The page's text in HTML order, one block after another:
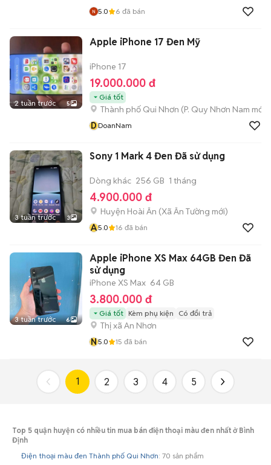
5.0 6 đã bán
2 tuần trước 5
Apple iPhone 17 Đen Mỹ
iPhone 17
19.000.000 đ
Giá tốt
Thành phố Qui Nhơn (P. Quy Nhơn Nam mới)
DDoanNam
3 tuần trước 3
Sony 1 Mark 4 Đen Đã sử dụng
Dòng khác 256 GB 1 tháng
4.900.000 đ
Huyện Hoài Ân (Xã Ân Tường mới)
A5.0 16 đã bán
3 tuần trước 6
Apple iPhone XS Max 64GB Đen Đã
sử dụng
iPhone XS Max 64 GB
3.800.000 đ
Giá tốt Kèm phụ kiện Có đổi trả
Thị xã An Nhơn
N5.0 15 đã bán
1 2 3 4 5
Top 5 quận huyện có nhiều tin mua bán điện thoại màu đen nhất ở Bình
Định
Điện thoại màu đen Thành phố Qui Nhơn: 70 sản phẩm